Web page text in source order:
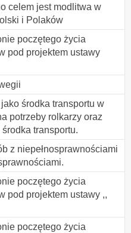
celem jest modlitwa w
i Polaków
poczętego życia
pod projektem ustawy
środka transportu w
potrzeby rolkarzy oraz
transportu.
z niepełnosprawnościami
poczętego życia
pod projektem ustawy ,,
poczętego życia